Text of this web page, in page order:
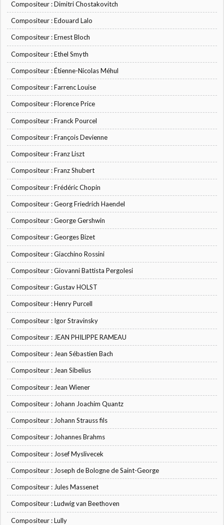
Compositeur : Dimitri Chostakovitch
Compositeur : Edouard Lalo
Compositeur : Ernest Bloch
Compositeur : Ethel Smyth
Compositeur : Étienne-Nicolas Méhul
Compositeur : Farrenc Louise
Compositeur : Florence Price
Compositeur : Franck Pourcel
Compositeur : François Devienne
Compositeur : Franz Liszt
Compositeur : Franz Shubert
Compositeur : Frédéric Chopin
Compositeur : Georg Friedrich Haendel
Compositeur : George Gershwin
Compositeur : Georges Bizet
Compositeur : Giacchino Rossini
Compositeur : Giovanni Battista Pergolesi
Compositeur : Gustav HOLST
Compositeur : Henry Purcell
Compositeur : Igor Stravinsky
Compositeur : JEAN PHILIPPE RAMEAU
Compositeur : Jean Sébastien Bach
Compositeur : Jean Sibelius
Compositeur : Jean Wiener
Compositeur : Johann Joachim Quantz
Compositeur : Johann Strauss fils
Compositeur : Johannes Brahms
Compositeur : Josef Myslivecek
Compositeur : Joseph de Bologne de Saint-George
Compositeur : Jules Massenet
Compositeur : Ludwig van Beethoven
Compositeur : Lully